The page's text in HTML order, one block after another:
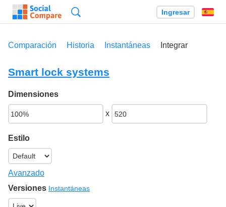
Ingresar
Comparación Historia Instantáneas Integrar
Smart lock systems
Dimensiones
x
Estilo
Avanzado
Versiones Instantáneas